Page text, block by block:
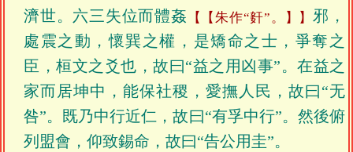
濟世。六三失位而體姦
【朱作“姧”。】
邪，
處震之動，懷巽之權，是矯命之士，爭奪之
臣，桓文之爻也，故曰“益之用凶事”。在益之
家而居坤中，能保社稷，愛撫人民，故曰“无
咎”。既乃中行近仁，故曰“有孚中行”。然後俯
列盟會，仰致錫命，故曰“告公用圭”。